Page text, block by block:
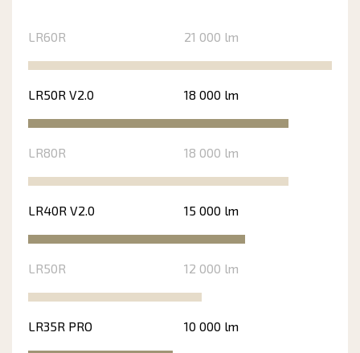
LR60R 21 000 lm
LR50R V2.0 18 000 lm
LR80R 18 000 lm
LR40R V2.0 15 000 lm
LR50R 12 000 lm
LR35R PRO 10 000 lm